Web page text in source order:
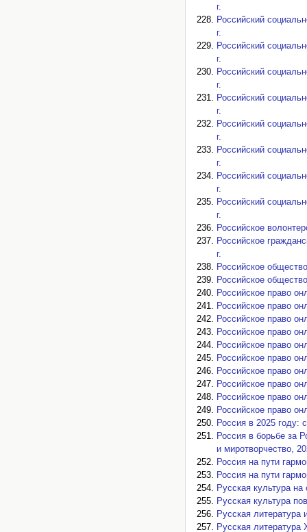
г.
Российский
г.
Российский
г.
Российский
г.
Российский
г.
Российский
г.
Российский
г.
Российский
г.
Российский
г.
Российское
Российское
г.
Российское
Российское
Российское право
Российское право
Российское право
Российское право
Российское право
Российское право
Российское право
Российское право
Российское право
Российское право
Россия в 2025 году:
Россия в борьбе за
и миротворчество,
Россия на пути
Россия на пути
Русская культура
Русская культура
Русская литература
Русская